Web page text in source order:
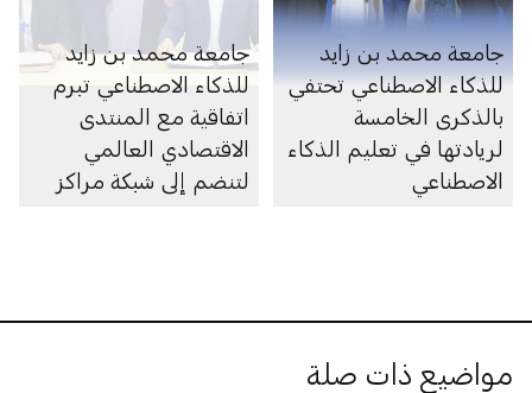
جامعة محمد بن زايد
للذكاء الاصطناعي تحتفي
بالذكرى الخامسة
لريادتها في تعليم الذكاء
الاصطناعي
جامعة محمد بن زايد
للذكاء الاصطناعي تبرم
اتفاقية مع المنتدى
الاقتصادي العالمي
لتنضم إلى شبكة مراكز
مواضيع ذات صلة